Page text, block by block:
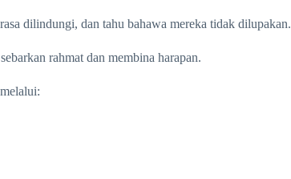
dilindungi, dan tahu bahawa mereka tidak dilupakan.
rahmat dan membina harapan.